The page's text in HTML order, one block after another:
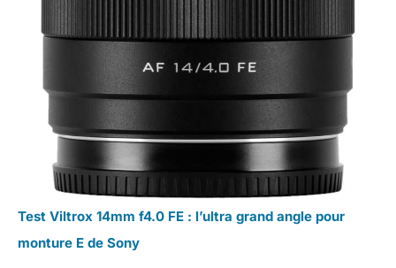
Test Viltrox 14mm f4.0 FE : l’ultra grand angle pour
monture E de Sony